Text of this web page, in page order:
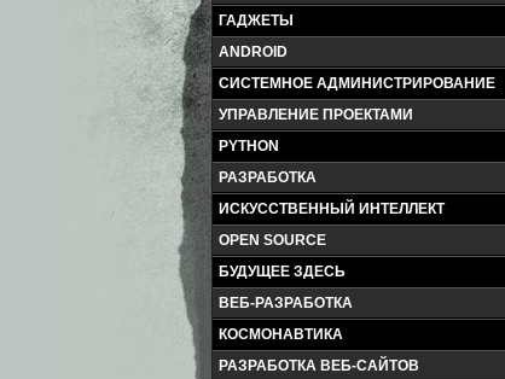
ГАДЖЕТЫ
ANDROID
СИСТЕМНОЕ АДМИНИСТРИРОВАНИЕ
УПРАВЛЕНИЕ ПРОЕКТАМИ
PYTHON
РАЗРАБОТКА
ИСКУССТВЕННЫЙ ИНТЕЛЛЕКТ
OPEN SOURCE
БУДУЩЕЕ ЗДЕСЬ
ВЕБ-РАЗРАБОТКА
КОСМОНАВТИКА
РАЗРАБОТКА ВЕБ-САЙТОВ